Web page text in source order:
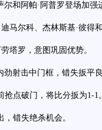
和阿帕·阿普罗登场加强
尔科、杰林斯基·彼得
罗，意图巩固优势。
射击中门框，错失扳平
点破门，将比分扳为1-1
错失绝杀机会。